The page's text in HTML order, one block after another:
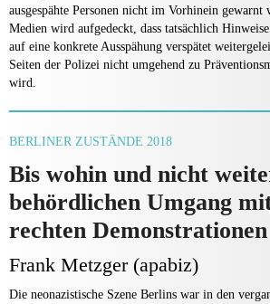
ausgespähte Personen nicht im Vorhinein gewarnt
Medien wird aufgedeckt, dass tatsächlich Hinweise
auf eine konkrete Ausspähung verspätet
Seiten der Polizei nicht umgehend zu
wird.
BERLINER ZUSTÄNDE 2018
Bis wohin und nicht
behördlichen Umgang
rechten Demonstrationen
Frank Metzger (apabiz)
Die neonazistische Szene Berlins war in den